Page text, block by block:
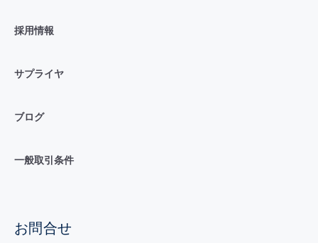
採用情報
サプライヤ
ブログ
一般取引条件
お問合せ